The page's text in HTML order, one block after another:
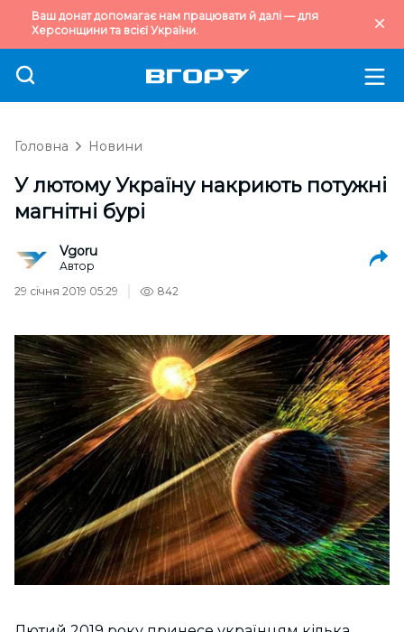
Ваш донат допомагає нам працювати й далі — для
Херсонщини та всієї України.
Головна Новини
У лютому Україну накриють потужні
магнітні бурі
Vgoru
Автор
29 січня 2019 05:29
842